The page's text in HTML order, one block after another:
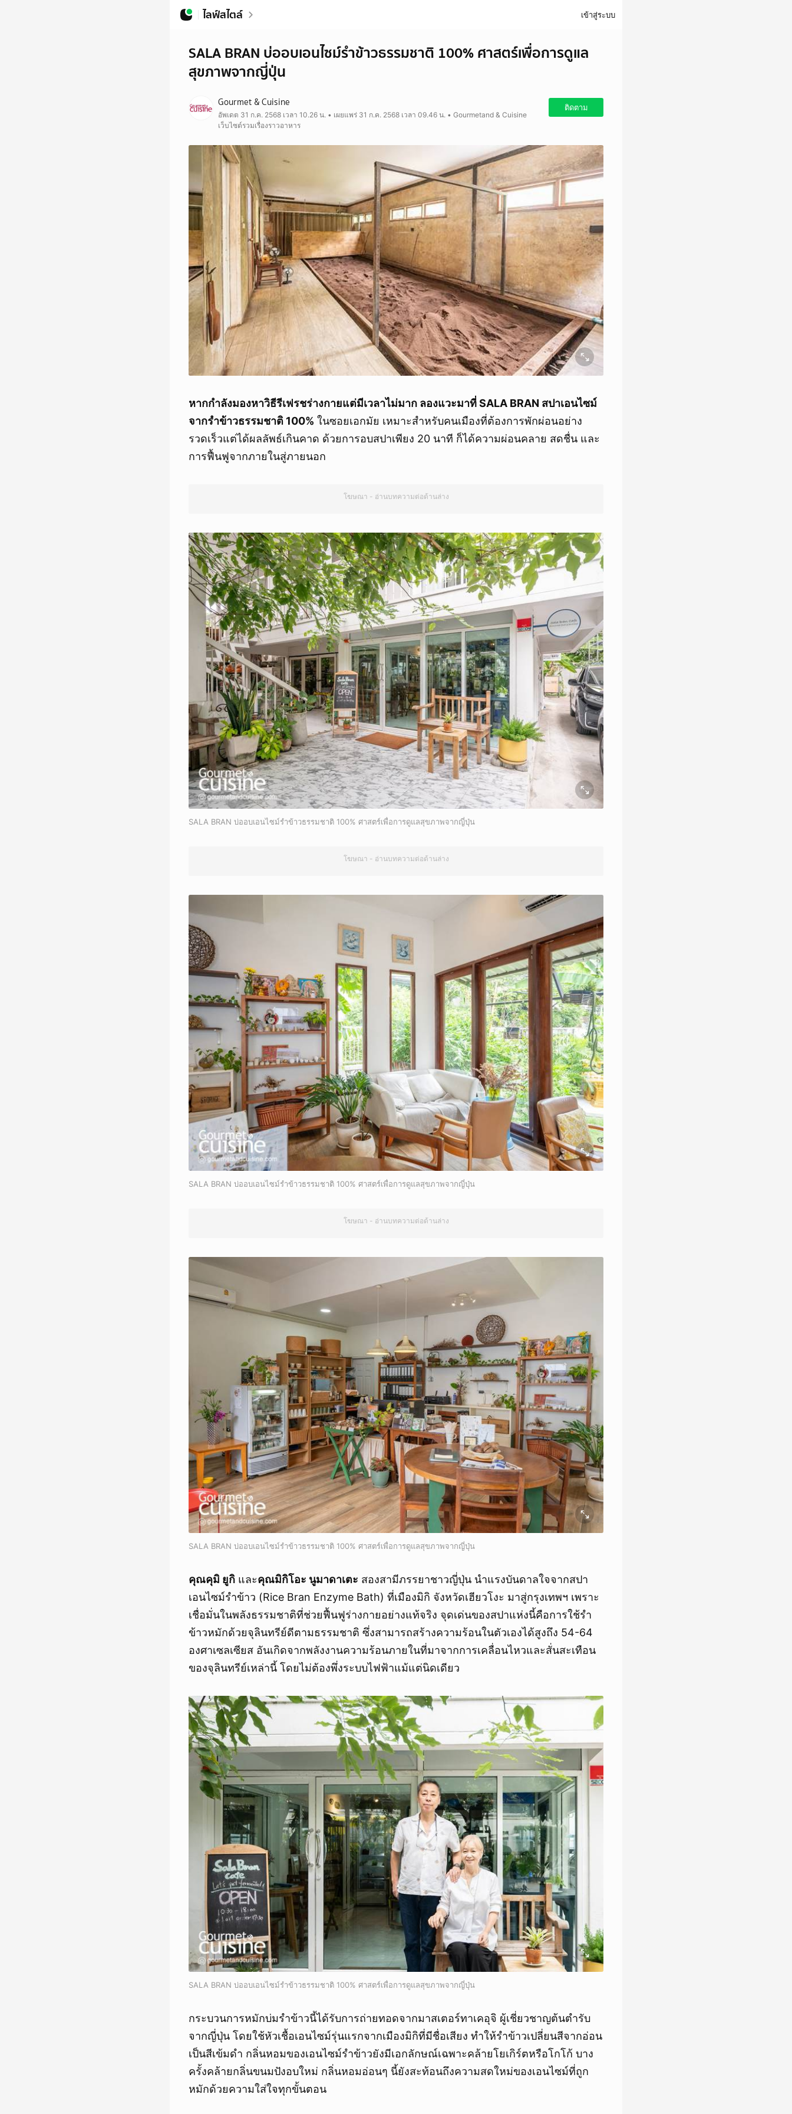
ไลฟ์สไตล์ เข้าสู่ระบบ
SALA BRAN บ่ออบเอนไซม์รำข้าวธรรมชาติ 100% ศาสตร์เพื่อการดูแล
สุขภาพจากญี่ปุ่น
Gourmet & Cuisine
อัพเดต 31 ก.ค. 2568 เวลา 10.26 น. • เผยแพร่ 31 ก.ค. 2568 เวลา 09.46 น. • Gourmetand & Cuisine
เว็บไซต์รวมเรื่องราวอาหาร
ติดตาม
หากกำลังมองหาวิธีรีเฟรชร่างกายแต่มีเวลาไม่มาก ลองแวะมาที่ SALA BRAN สปาเอนไซม์
จากรำข้าวธรรมชาติ 100% ในซอยเอกมัย เหมาะสำหรับคนเมืองที่ต้องการพักผ่อนอย่าง
รวดเร็วแต่ได้ผลลัพธ์เกินคาด ด้วยการอบสปาเพียง 20 นาที ก็ได้ความผ่อนคลาย สดชื่น และ
การฟื้นฟูจากภายในสู่ภายนอก
โฆษณา - อ่านบทความต่อด้านล่าง
SALA BRAN บ่ออบเอนไซม์รำข้าวธรรมชาติ 100% ศาสตร์เพื่อการดูแลสุขภาพจากญี่ปุ่น
โฆษณา - อ่านบทความต่อด้านล่าง
SALA BRAN บ่ออบเอนไซม์รำข้าวธรรมชาติ 100% ศาสตร์เพื่อการดูแลสุขภาพจากญี่ปุ่น
โฆษณา - อ่านบทความต่อด้านล่าง
SALA BRAN บ่ออบเอนไซม์รำข้าวธรรมชาติ 100% ศาสตร์เพื่อการดูแลสุขภาพจากญี่ปุ่น
คุณคุมิ ยูกิ และคุณมิกิโอะ นูมาดาเตะ สองสามีภรรยาชาวญี่ปุ่น นำแรงบันดาลใจจากสปา
เอนไซม์รำข้าว (Rice Bran Enzyme Bath) ที่เมืองมิกิ จังหวัดเฮียวโงะ มาสู่กรุงเทพฯ เพราะ
เชื่อมั่นในพลังธรรมชาติที่ช่วยฟื้นฟูร่างกายอย่างแท้จริง จุดเด่นของสปาแห่งนี้คือการใช้รำ
ข้าวหมักด้วยจุลินทรีย์ดีตามธรรมชาติ ซึ่งสามารถสร้างความร้อนในตัวเองได้สูงถึง 54-64
องศาเซลเซียส อันเกิดจากพลังงานความร้อนภายในที่มาจากการเคลื่อนไหวและสั่นสะเทือน
ของจุลินทรีย์เหล่านี้ โดยไม่ต้องพึ่งระบบไฟฟ้าแม้แต่นิดเดียว
SALA BRAN บ่ออบเอนไซม์รำข้าวธรรมชาติ 100% ศาสตร์เพื่อการดูแลสุขภาพจากญี่ปุ่น
กระบวนการหมักบ่มรำข้าวนี้ได้รับการถ่ายทอดจากมาสเตอร์ทาเคอุจิ ผู้เชี่ยวชาญต้นตำรับ
จากญี่ปุ่น โดยใช้หัวเชื้อเอนไซม์รุ่นแรกจากเมืองมิกิที่มีชื่อเสียง ทำให้รำข้าวเปลี่ยนสีจากอ่อน
เป็นสีเข้มดำ กลิ่นหอมของเอนไซม์รำข้าวยังมีเอกลักษณ์เฉพาะคล้ายโยเกิร์ตหรือโกโก้ บาง
ครั้งคล้ายกลิ่นขนมปังอบใหม่ กลิ่นหอมอ่อนๆ นี้ยังสะท้อนถึงความสดใหม่ของเอนไซม์ที่ถูก
หมักด้วยความใส่ใจทุกขั้นตอน
ยกเลิก